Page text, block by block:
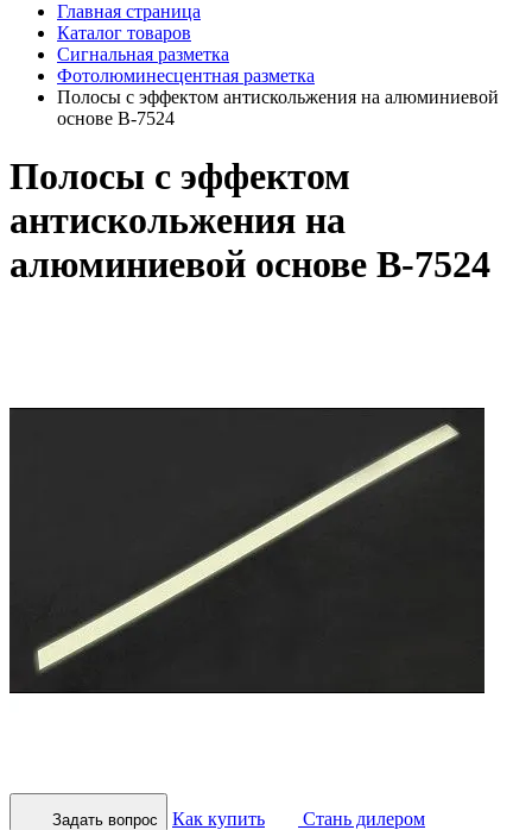
Главная страница
Каталог товаров
Сигнальная разметка
Фотолюминесцентная разметка
Полосы с эффектом антискольжения на алюминиевой
основе В-7524
Полосы с эффектом
антискольжения на
алюминиевой основе В-7524
Задать вопрос Как купить
Стань дилером